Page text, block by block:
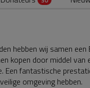
hebben wij samen
kopen door middel van
Een fantastische
omgeving hebben.